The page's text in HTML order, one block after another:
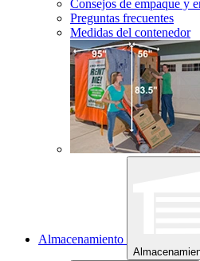
Consejos de empaque y
Preguntas frecuentes
Medidas del contenedor
Almacenamiento